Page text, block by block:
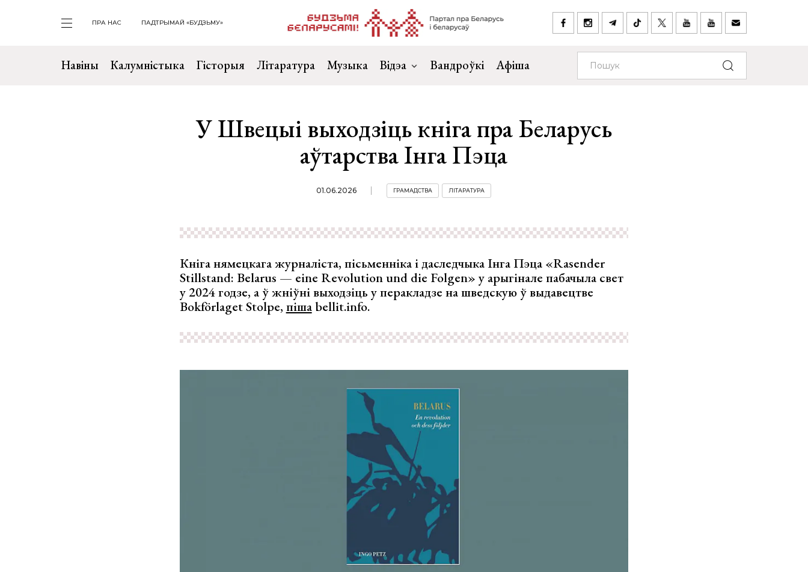
ПРА НАС ПАДТРЫМАЙ «БУДЗЬМУ»
Навіны Калумністыка Гісторыя Літаратура Музыка Відэа Вандроўкі Афіша
У Швецыі выходзіць кніга пра Беларусь
аўтарства Інга Пэца
01.06.2026 ГРАМАДСТВА ЛІТАРАТУРА
Кніга нямецкага журналіста, пісьменніка і даследчыка Інга Пэца «Rasender
Stillstand: Belarus — eine Revolution und die Folgen» у арыгінале пабачыла свет
у 2024 годзе, а ў жніўні выходзіць у перакладзе на шведскую ў выдавецтве
Bokförlaget Stolpe, пішаbellit.info.